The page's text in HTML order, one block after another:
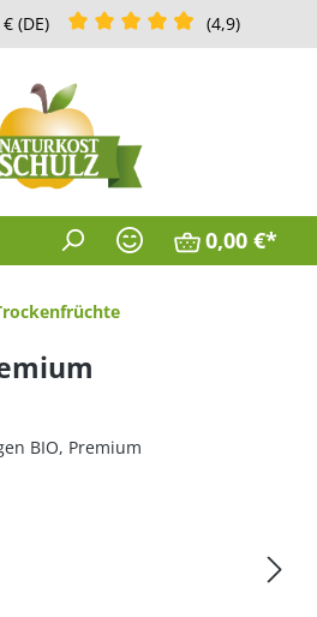
(DE) Durchschnittliche Bewertung
(4,9)
0,00 €*